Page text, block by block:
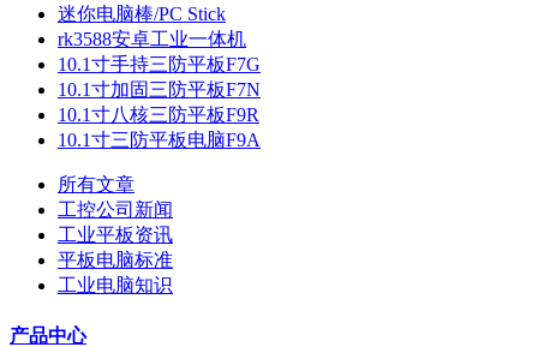
迷你电脑棒/PC Stick
rk3588安卓工业一体机
10.1寸手持三防平板F7G
10.1寸加固三防平板F7N
10.1寸八核三防平板F9R
10.1寸三防平板电脑F9A
所有文章
工控公司新闻
工业平板资讯
平板电脑标准
工业电脑知识
产品中心